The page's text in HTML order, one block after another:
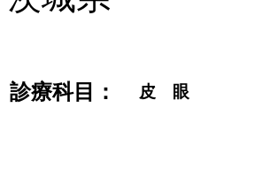
診療科目： 皮 眼